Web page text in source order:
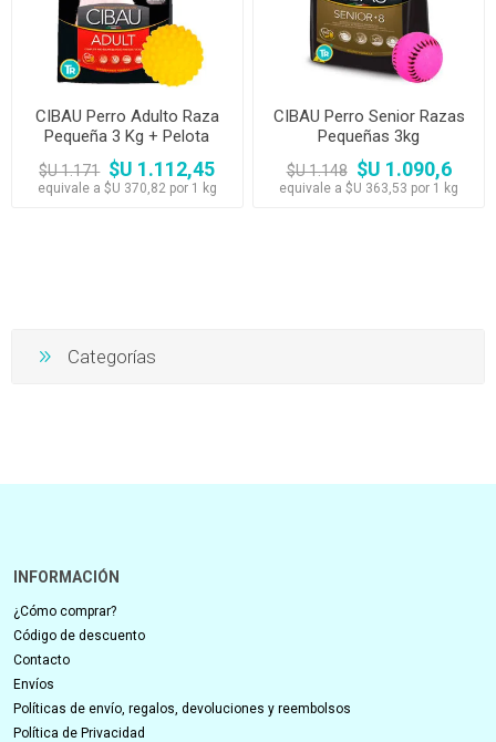
CIBAU Perro Adulto Raza
Pequeña 3 Kg + Pelota
$U 1.171 $U 1.112,45
equivale a $U 370,82 por 1 kg
CIBAU Perro Senior Razas
Pequeñas 3kg
$U 1.148 $U 1.090,6
equivale a $U 363,53 por 1 kg
Categorías
INFORMACIÓN
¿Cómo comprar?
Código de descuento
Contacto
Envíos
Políticas de envío, regalos, devoluciones y reembolsos
Política de Privacidad